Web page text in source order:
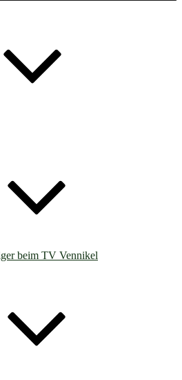
beim TV Vennikel